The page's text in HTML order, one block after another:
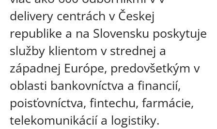
delivery centrách v Českej
republike a na Slovensku poskytuje
služby klientom v strednej a
západnej Európe, predovšetkým v
oblasti bankovníctva a financií,
poisťovníctva, fintechu, farmácie,
telekomunikácií a logistiky.